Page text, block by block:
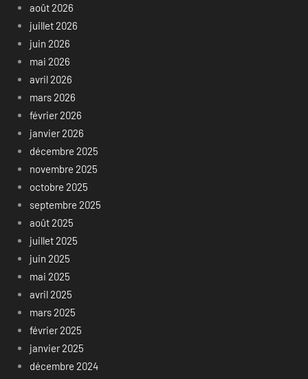
août 2026
juillet 2026
juin 2026
mai 2026
avril 2026
mars 2026
février 2026
janvier 2026
décembre 2025
novembre 2025
octobre 2025
septembre 2025
août 2025
juillet 2025
juin 2025
mai 2025
avril 2025
mars 2025
février 2025
janvier 2025
décembre 2024